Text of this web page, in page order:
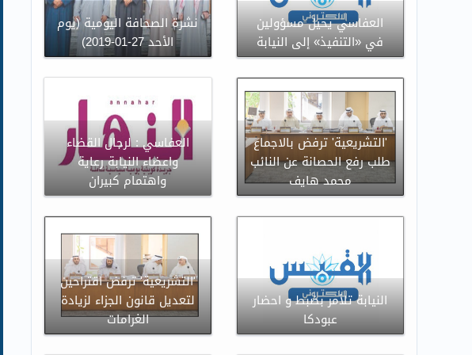
نشرة الصحافة اليومية (يوم
الأحد 27-01-2019)
العفاسي يحيل مسؤولين
في «التنفيذ» إلى النيابة
العفاسي : لرجال القضاء
واعضاء النيابة رعاية
واهتمام كبيران
'التشريعية' ترفض بالاجماع
طلب رفع الحصانة عن النائب
محمد هايف
'التشريعية' ترفض اقتراحين
لتعديل قانون الجزاء لزيادة
الغرامات
النيابة تلأمر بضبط و احضار
عبودكا